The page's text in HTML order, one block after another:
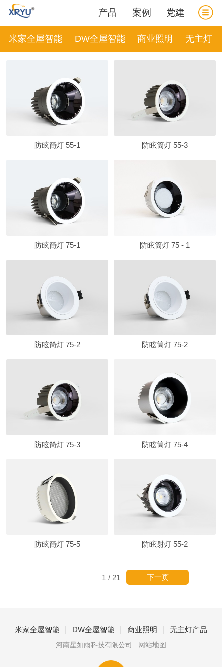
产品 案例 党建
米家全屋智能 DW全屋智能 商业照明 无主灯
防眩筒灯 55-1 防眩筒灯 55-3
防眩筒灯 75-1 防眩筒灯 75 - 1
防眩筒灯 75-2 防眩筒灯 75-2
防眩筒灯 75-3 防眩筒灯 75-4
防眩筒灯 75-5 防眩射灯 55-2
1 / 21 下一页
米家全屋智能 | DW全屋智能 | 商业照明 | 无主灯产品
河南星如雨科技有限公司 网站地图